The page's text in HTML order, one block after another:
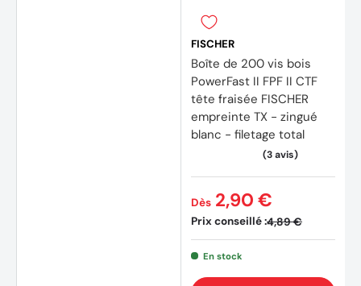
FISCHER
Boîte de 200 vis bois
PowerFast II FPF II CTF
tête fraisée FISCHER
empreinte TX - zingué
blanc - filetage total
Prix conseillé :4,89 €
Dès 2,90 €
En stock